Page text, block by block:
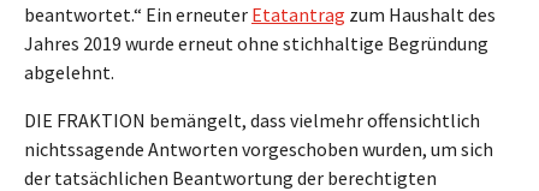
beantwortet.“ Ein erneuter Etatantrag zum Haushalt des
Jahres 2019 wurde erneut ohne stichhaltige Begründung
abgelehnt.
DIE FRAKTION bemängelt, dass vielmehr offensichtlich
nichtssagende Antworten vorgeschoben wurden, um sich
der tatsächlichen Beantwortung der berechtigten